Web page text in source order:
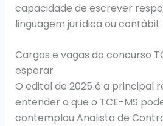
capacidade de escrever
linguagem jurídica ou contábil.
Cargos e vagas do concurso
esperar
O edital de 2025 é a principal
entender o que o TCE-MS
contemplou Analista de